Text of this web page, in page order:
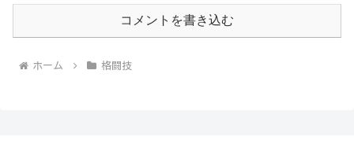
コメントを書き込む
ホーム 格闘技